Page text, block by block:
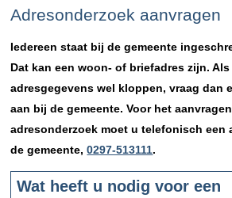
Adresonderzoek aanvragen
Iedereen staat bij de gemeente
Dat kan een woon- of briefadres zijn.
adresgegevens wel kloppen, vraag dan
aan bij de gemeente. Voor het
adresonderzoek moet u telefonisch een
de gemeente,0297-513111.
Wat heeft u nodig voor een